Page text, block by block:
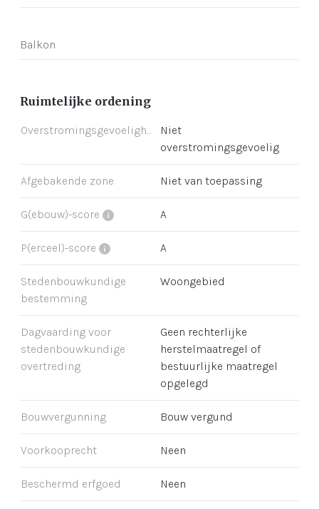
Balkon
Ruimtelijke ordening
Niet
overstromingsgevoelig
Afgebakende zone Niet van toepassing
G(ebouw)-score A
P(erceel)-score A
Stedenbouwkundige
bestemming
Woongebied
Dagvaarding voor
stedenbouwkundige
overtreding
Geen rechterlijke
herstelmaatregel of
bestuurlijke maatregel
opgelegd
Bouwvergunning Bouw vergund
Voorkooprecht Neen
Beschermd erfgoed Neen